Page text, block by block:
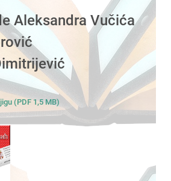
Aleksandra Vučića
(PDF 1,5 MB)